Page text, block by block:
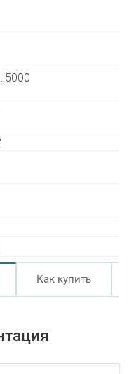
Как купить